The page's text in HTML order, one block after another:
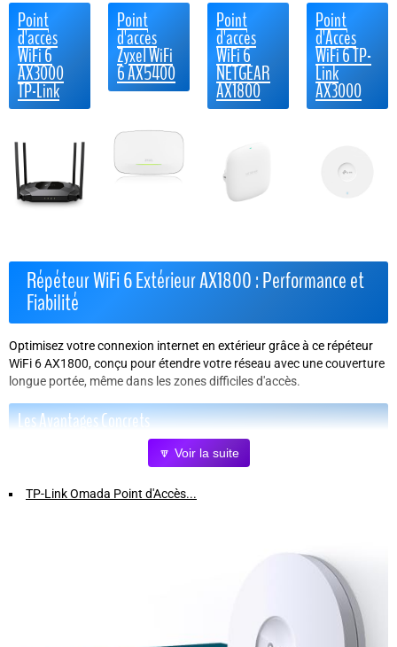
Point
d'accès
WiFi 6
AX3000
TP-Link
Point
d'accès
Zyxel WiFi
6 AX5400
Point
d'accès
WiFi 6
NETGEAR
AX1800
Point
d'Accès
WiFi 6 TP-
Link
AX3000
Répéteur WiFi 6 Extérieur AX1800 : Performance et
Fiabilité
Optimisez votre connexion internet en extérieur grâce à ce répéteur
WiFi 6 AX1800, conçu pour étendre votre réseau avec une couverture
longue portée, même dans les zones difficiles d'accès.
Les Avantages Concrets
: Profitez d'un signal puissant sur votre
réduisent les zones mortes.
: Fonctionne comme répéteur ou point
d'accès, compatible avec la majorité des box et routeurs du marché.
: Boîtier étanche IP67 résistant à la
pluie, poussière et variations de température pour une utilisation en
🔽 Voir la suite
TP-Link Omada Point d'Accès...